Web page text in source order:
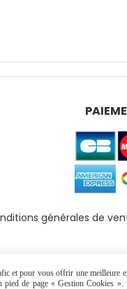
générales de
et pour vous offrir une meilleure
pied de page « Gestion Cookies